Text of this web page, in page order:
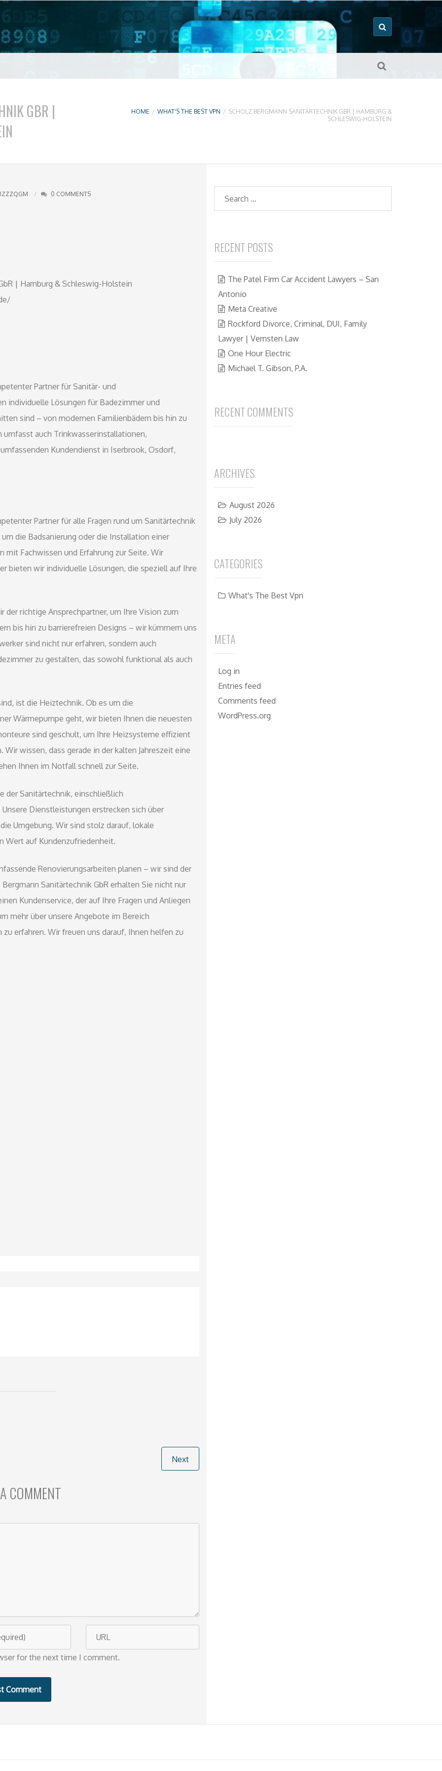
GBR |
HOME / WHAT'S THE BEST VPN / SCHOLZ BERGMANN SANITÄRTECHNIK GBR | HAMBURG &
SCHLESWIG-HOLSTEIN
0 COMMENTS
| Hamburg & Schleswig-Holstein
Partner für Sanitär- und
individuelle Lösungen für Badezimmer und
sind – von modernen Familienbädern bis hin zu
auch Trinkwasserinstallationen,
Kundendienst in Iserbrook, Osdorf,
Partner für alle Fragen rund um Sanitärtechnik
die Badsanierung oder die Installation einer
Fachwissen und Erfahrung zur Seite. Wir
bieten wir individuelle Lösungen, die speziell auf Ihre
der richtige Ansprechpartner, um Ihre Vision zum
bis hin zu barrierefreien Designs – wir kümmern uns
sind nicht nur erfahren, sondern auch
zu gestalten, das sowohl funktional als auch
ist die Heiztechnik. Ob es um die
Wärmepumpe geht, wir bieten Ihnen die neuesten
sind geschult, um Ihre Heizsysteme effizient
wissen, dass gerade in der kalten Jahreszeit eine
Ihnen im Notfall schnell zur Seite.
der Sanitärtechnik, einschließlich
Dienstleistungen erstrecken sich über
Umgebung. Wir sind stolz darauf, lokale
Wert auf Kundenzufriedenheit.
Renovierungsarbeiten planen – wir sind der
Sanitärtechnik GbR erhalten Sie nicht nur
Kundenservice, der auf Ihre Fragen und Anliegen
mehr über unsere Angebote im Bereich
erfahren. Wir freuen uns darauf, Ihnen helfen zu
Next
COMMENT
e
e
for the next time I comment.
Search
RECENT POSTS
The Patel Firm Car Accident Lawyers – San
Antonio
Meta Creative
Rockford Divorce, Criminal, DUI, Family
Lawyer | Vernsten Law
One Hour Electric
Michael T. Gibson, P.A.
RECENT COMMENTS
ARCHIVES
August 2026
July 2026
CATEGORIES
What's The Best Vpn
META
Log in
Entries feed
Comments feed
WordPress.org